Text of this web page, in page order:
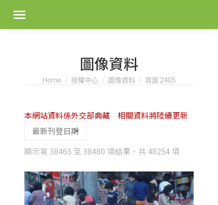
圖像資料
You are here:
Home 授權中心 圖像資料 頁面 2405
顯示第 38465 至 38480 項結果，共 48254 項
latest
本網站資料係外交部典藏 相關資料將陸續更新